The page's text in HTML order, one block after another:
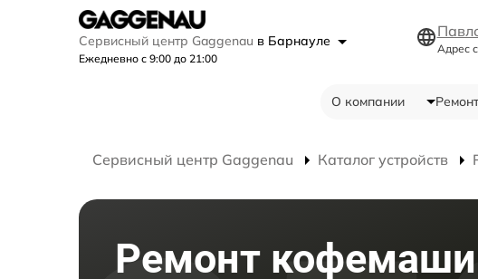
Сервисный центр Gaggenau в Барнауле
Ежедневно с 9:00 до 21:00
Адрес
О компании
Сервисный центр Gaggenau Каталог устройств
Ремонт